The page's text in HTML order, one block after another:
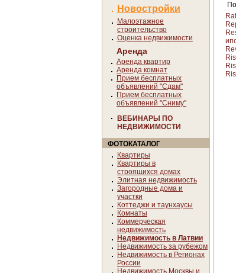
Новостройки
Малоэтажное
строительство
Оценка недвижимости
Аренда
Аренда квартир
Аренда комнат
Прием бесплатных
объявлений "Сдам"
Прием бесплатных
объявлений "Сниму"
ВЕБИНАРЫ ПО
НЕДВИЖИМОСТИ
ФОТОКАТАЛОГ
Квартиры
Квартиры в
строящихся домах
Элитная недвижимость
Загородные дома и
участки
Коттеджи и таунхаусы
Комнаты
Коммерческая
недвижимость
Недвижимость в Латвии
Недвижимость за рубежом
Недвижимость в Регионах
России
Недвижимость Москвы и